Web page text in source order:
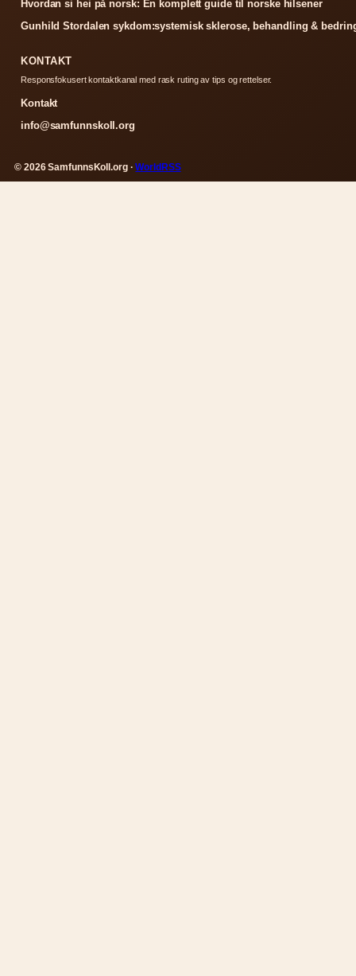
Hvordan si hei på norsk: En komplett guide til norske hilsener
Gunhild Stordalen sykdom:systemisk sklerose, behandling &
KONTAKT
Responsfokusert kontaktkanal med rask ruting av tips og rettelser.
Kontakt
info@samfunnskoll.org
© 2026 SamfunnsKoll.org ·WorldRSS